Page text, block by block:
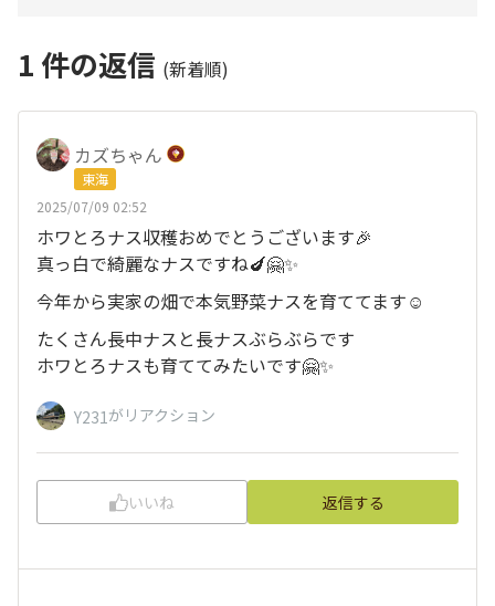
1 件の返信 (新着順)
カズちゃん
東海
2025/07/09 02:52
ホワとろナス収穫おめでとうございます🎉
真っ白で綺麗なナスですね🍆🤗✨
今年から実家の畑で本気野菜ナスを育ててます☺️
たくさん長中ナスと長ナスぶらぶらです
ホワとろナスも育ててみたいです🤗✨
Y231 がリアクション
いいね 返信する